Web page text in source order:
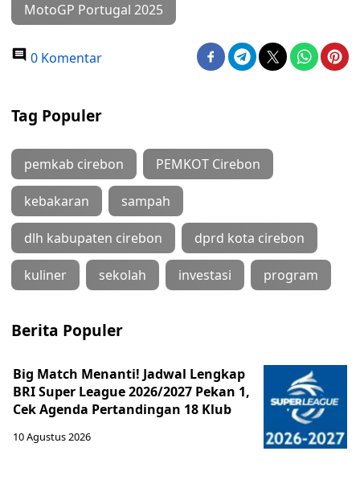
MotoGP Portugal 2025
0 Komentar
Tag Populer
pemkab cirebon PEMKOT Cirebon
kebakaran sampah
dlh kabupaten cirebon dprd kota cirebon
kuliner sekolah investasi program
Berita Populer
Big Match Menanti! Jadwal Lengkap
BRI Super League 2026/2027 Pekan 1,
Cek Agenda Pertandingan 18 Klub
10 Agustus 2026